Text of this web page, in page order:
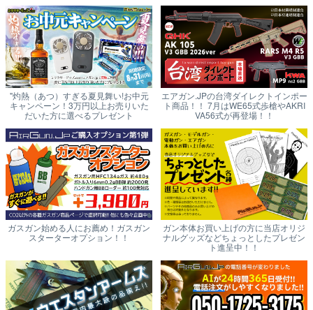
"灼熱（あつ）すぎる夏見舞い!お中元
キャンペーン！3万円以上お売りいた
だいた方に選べるプレゼント
エアガン.JPの台湾ダイレクトインポー
ト商品！！ 7月はWE65式歩槍やAKRI
VA56式が再登場！！
ガスガン始める人にお薦め！ガスガン
スターターオプション！！
ガン本体お買い上げの方に当店オリジ
ナルグッズなどちょっとしたプレゼン
ト進呈中！！